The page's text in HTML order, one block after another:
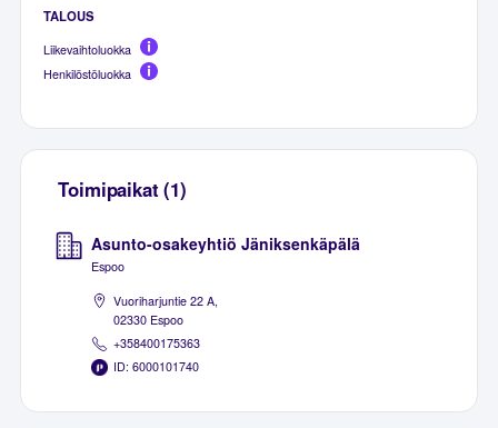
TALOUS
Liikevaihtoluokka
Henkilöstöluokka
Toimipaikat (1)
Asunto-osakeyhtiö Jäniksenkäpälä
Espoo
Vuoriharjuntie 22 A,
02330 Espoo
+358400175363
ID: 6000101740